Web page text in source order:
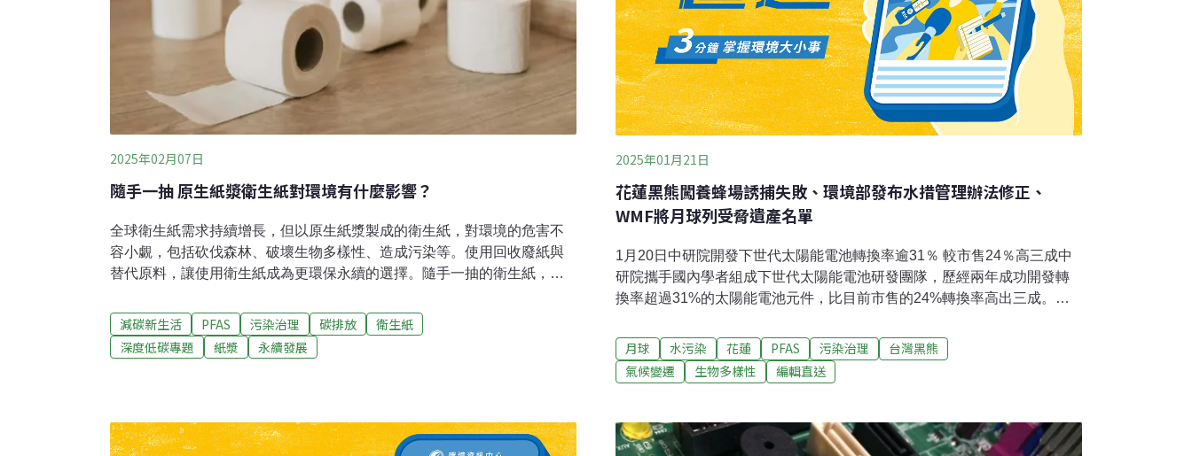
2025年02月07日
隨手一抽 原生紙漿衛生紙對環境有什麼影響？
全球衛生紙需求持續增長，但以原生紙漿製成的衛生紙，對環境的危害不
容小覷，包括砍伐森林、破壞生物多樣性、造成污染等。使用回收廢紙與
替代原料，讓使用衛生紙成為更環保永續的選擇。隨手一抽的衛生紙，是
使用衛生紙上廁所，衛生紙需求正在快速增長。《Statista》數據顯示，
2024年全球衛生紙市場營收達到1138億美元，預計從現在到2029年，將以
每年5.68%複合成長率持續成長，特別是在人口大國中國。截至2020年，
往美國，剩餘的則去了其他國家。衛生紙需求快速增長也伴隨著環境代
價，特別是使用原生紙漿的衛生紙。據《BBC》報導，環境影響諮詢機構
減碳新生活 PFAS 污染治理 碳排放
衛生紙
深度低碳專題
紙漿 永續發展
2025年01月21日
花蓮黑熊闖養蜂場誘捕失敗、環境部發布水措管理辦法修正、
WMF將月球列受脅遺產名單
1月20日中研院開發下世代太陽能電池轉換率逾31％ 較市售24％高三成中
研院攜手國內學者組成下世代太陽能電池研發團隊，歷經兩年成功開發轉
換率超過31%的太陽能電池元件，比目前市售的24%轉換率高出三成。透
量對土地需求壓力。（自由時報報導）彰化大村十四公墓太陽光電案 包
商：營業稅繳彰化、租金給大村「第十四公墓太陽光電發電系統標租案」
承包廠商辰宇能源，於20日舉辦第五場說明會，面對民眾質疑，強調公司
百多人，有人登記發言，也有人打斷說明會，要求把時間交給民眾發表意
見。（聯合新聞網報導）
月球 水污染 花蓮 PFAS 污染治理
台灣黑熊
氣候變遷
生物多樣性 編輯直送